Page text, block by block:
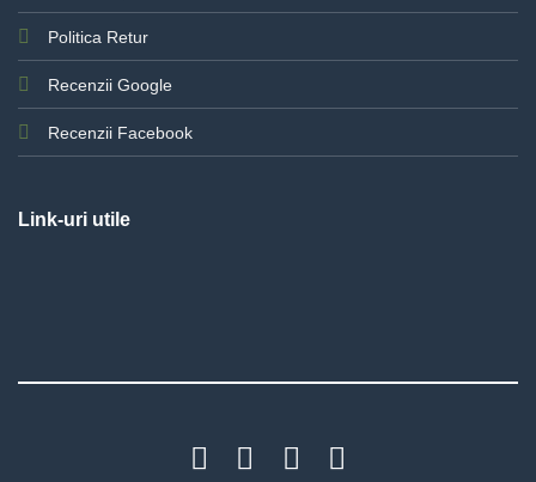
Politica Retur
Recenzii Google
Recenzii Facebook
Link-uri utile